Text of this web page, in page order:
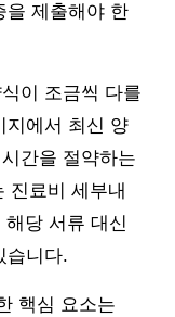
을 제출해야 한
이 조금씩 다를
지에서 최신 양
간을 절약하는
진료비 세부내
당 서류 대신
습니다.
핵심 요소는